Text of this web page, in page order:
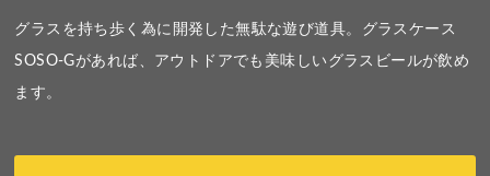
グラスを持ち歩く為に開発した無駄な遊び道具。グラスケース
SOSO-Gがあれば、アウトドアでも美味しいグラスビールが飲め
ます。